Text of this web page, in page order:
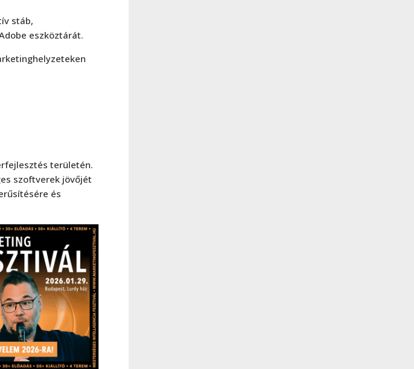
stáb,
eszköztárát.
területén.
szoftverek jövőjét
és